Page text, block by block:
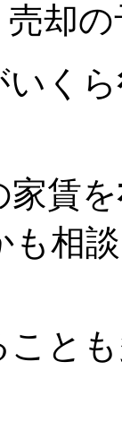
却
いくら
家賃を
も相
こと